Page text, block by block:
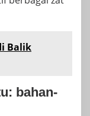
Balik
bahan-